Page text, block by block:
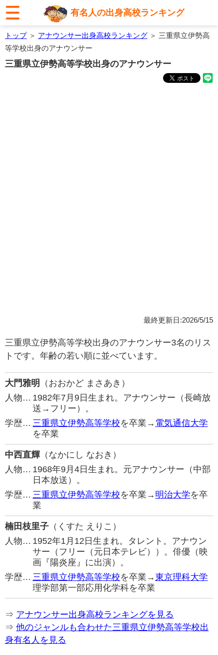
有名人の出身高校ランキング
トップ＞ アナウンサー出身高校ランキング ＞ 三重県立伊勢高
等学校出身のアナウンサー
三重県立伊勢高等学校出身のアナウンサー
最終更新日:2026/5/15
三重県立伊勢高等学校出身のアナウンサー3名のリス
トです。年齢の若い順に並べています。
大門雅明
（おおかど まさあき）
人物… 1982年7月9日生まれ。アナウンサー（長崎放
送→フリー）。
学歴… 三重県立伊勢高等学校を卒業→ 電気通信大学
を卒業
中西直輝 （なかにし なおき）
人物… 1968年9月4日生まれ。元アナウンサー（中部
日本放送）。
学歴… 三重県立伊勢高等学校を卒業→ 明治大学を卒
業
楠田枝里子 （くすた えりこ）
人物… 1952年1月12日生まれ。タレント。アナウン
サー（フリー（元日本テレビ））。俳優（映
画『陽炎座』に出演）。
学歴… 三重県立伊勢高等学校を卒業→東京理科大学
理学部第一部応用化学科を卒業
⇒ アナウンサー出身高校ランキングを見る
⇒ 他のジャンルも合わせた三重県立伊勢高等学校出
身有名人を見る